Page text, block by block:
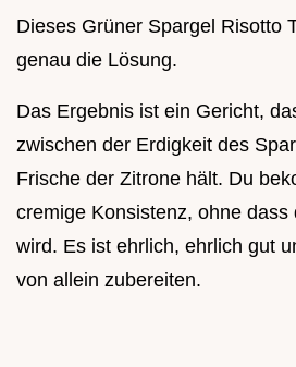
Dieses Grüner Spargel Risotto
genau die Lösung.
Das Ergebnis ist ein Gericht,
zwischen der Erdigkeit des
Frische der Zitrone hält. Du
cremige Konsistenz, ohne dass
wird. Es ist ehrlich, ehrlich gut
von allein zubereiten.